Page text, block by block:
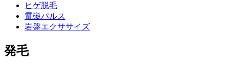
ヒゲ脱毛
電磁パルス
岩盤エクササイズ
発毛